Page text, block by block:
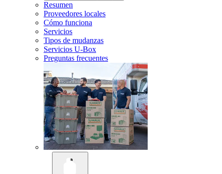
Resumen
Proveedores locales
Cómo funciona
Servicios
Tipos de mudanzas
Servicios U-Box
Preguntas frecuentes